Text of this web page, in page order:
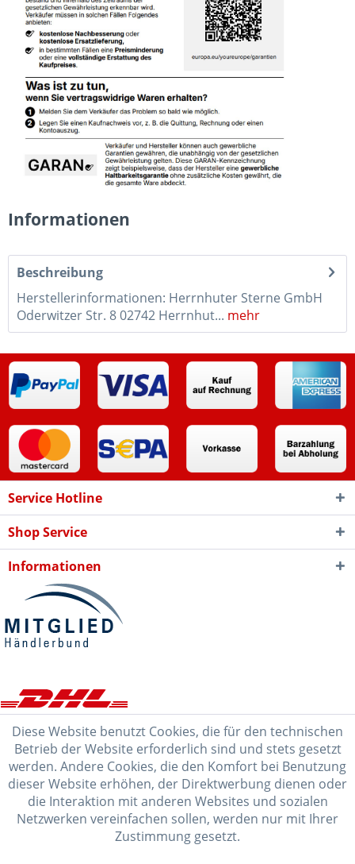
Informationen
Beschreibung
Herstellerinformationen: Herrnhuter Sterne GmbH
Oderwitzer Str. 8 02742 Herrnhut... mehr
Service Hotline
Shop Service
Informationen
Diese Website benutzt Cookies, die für den technischen
Betrieb der Website erforderlich sind und stets gesetzt
werden. Andere Cookies, die den Komfort bei Benutzung
dieser Website erhöhen, der Direktwerbung dienen oder
die Interaktion mit anderen Websites und sozialen
Netzwerken vereinfachen sollen, werden nur mit Ihrer
Zustimmung gesetzt.